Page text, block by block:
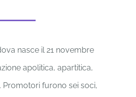
nasce il 21 novembre
apolitica, apartitica,
Promotori furono sei soci,